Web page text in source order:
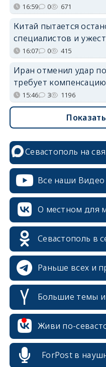
16:59 0 671
Китай пытается
специалистов и
16:07 0 415
Иран отменил удар
требует
15:46 3 1196
Севастополь на
Все наши Видео
О местном для
Севастополь в
Раньше всех и
Большие темы
Живи по-
ForPost в